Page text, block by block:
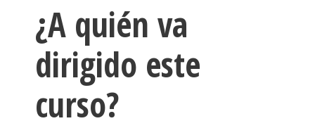
¿A quién va
dirigido este
curso?